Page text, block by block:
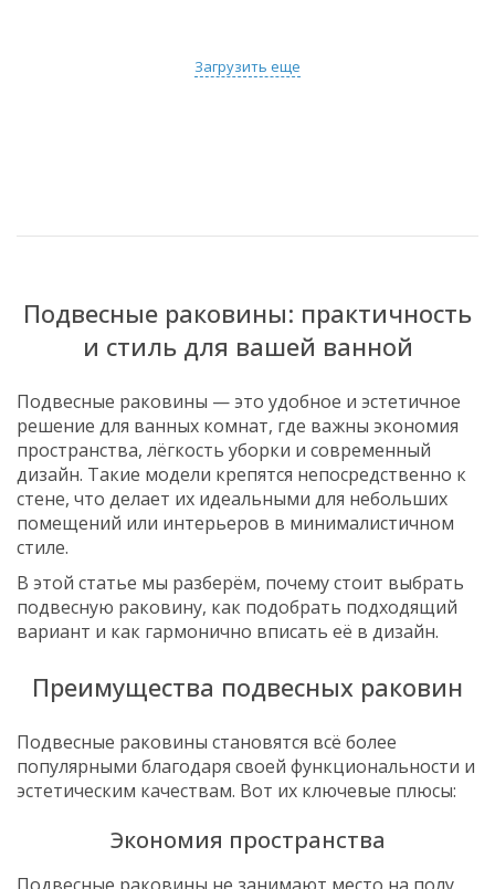
Загрузить еще
Подвесные раковины: практичность
и стиль для вашей ванной
Подвесные раковины — это удобное и эстетичное
решение для ванных комнат, где важны экономия
пространства, лёгкость уборки и современный
дизайн. Такие модели крепятся непосредственно к
стене, что делает их идеальными для небольших
помещений или интерьеров в минималистичном
стиле.
В этой статье мы разберём, почему стоит выбрать
подвесную раковину, как подобрать подходящий
вариант и как гармонично вписать её в дизайн.
Преимущества подвесных раковин
Подвесные раковины становятся всё более
популярными благодаря своей функциональности и
эстетическим качествам. Вот их ключевые плюсы:
Экономия пространства